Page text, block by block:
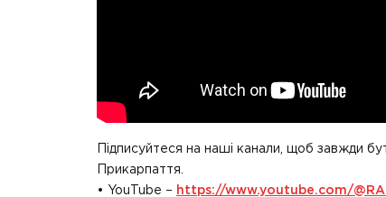
Підписуйтеся на наші канали, щоб завжди
Прикарпаття.
• YouTube – https://www.youtube.com/